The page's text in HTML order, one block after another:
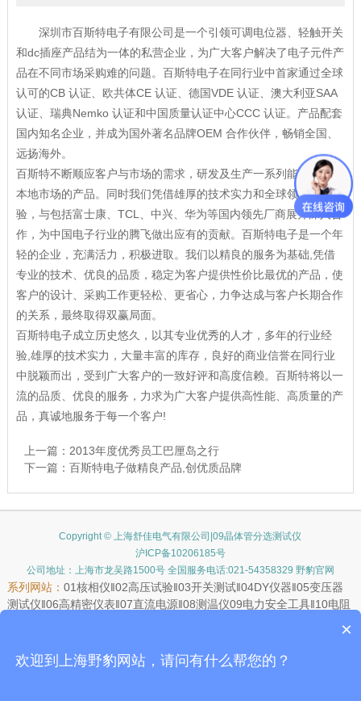
深圳市百斯特电子有限公司是一个引领可调电位器、轻触开关
和dc插座产品结为一体的私营企业，为广大客户解决了电子元件产
品在不同市场采购难的问题。百斯特电子在同行业中首家通过全球
认可的CB 认证、欧共体CE 认证、德国VDE 认证、澳大利亚SAA
认证、瑞典Nemko 认证和中国质量认证中心CCC 认证。产品配套
国内知名企业，并成为国外著名品牌OEM 合作伙伴，畅销全国、
远扬海外。
百斯特不断顺应客户与市场的需求，研发及生产一系列能够应用于
本地市场的产品。同时我们凭借雄厚的技术实力和全球领先的经
验，与包括富士康、TCL、中兴、华为等国内领先厂商展开深入合
作，为中国电子行业的腾飞做出应有的贡献。百斯特电子是一个年
轻的企业，充满活力，积极进取。我们以精良的服务为基础,凭借
专业的技术、优良的品质，稳定为客户提供性价比最优的产品，使
客户的设计、采购工作更轻松、更省心，力争达成与客户长期合作
的关系，最终取得双赢局面。
百斯特电子成立历史悠久，以其专业优秀的人才，多年的行业经
验,雄厚的技术实力，大量丰富的库存，良好的商业信誉在同行业
中脱颖而出，受到广大客户的一致好评和高度信赖。百斯特将以一
流的品质、优良的服务，力求为广大客户提供高性能、高质量的产
品，真诚地服务于每一个客户!
上一篇： 2013年度优秀员工巴厘岛之行
下一篇： 百斯特电子做精良产品,创优质品牌
Copyright © 上海舒佳电气有限公司|09晶体管分选测试仪
沪ICP备10206185号
公司地址：上海市龙吴路1500号 全国服务电话:021-54358329 野豹官网
系列网站： 01核相仪‖02高压试验‖03开关测试‖04DY仪器‖05变压器
测试仪‖06高精密仪表‖07直流电源‖08测温仪09电力安全工具‖10电阻
滑触线
‖20示波器 ‖21JAL安规测试‖22
氧化锌避雷器
JAL安规测试：1. 电桥 2. LCR数字电桥3. 电参数测量仪
×
欢迎到上海野豹网站，请问有什么帮您的？